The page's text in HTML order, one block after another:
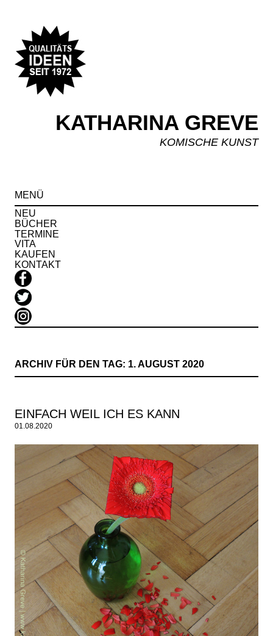
KATHARINA GREVE
KOMISCHE KUNST
MENÜ
NEU
BÜCHER
TERMINE
VITA
KAUFEN
KONTAKT
ARCHIV FÜR DEN TAG: 1. AUGUST 2020
EINFACH WEIL ICH ES KANN
01.08.2020